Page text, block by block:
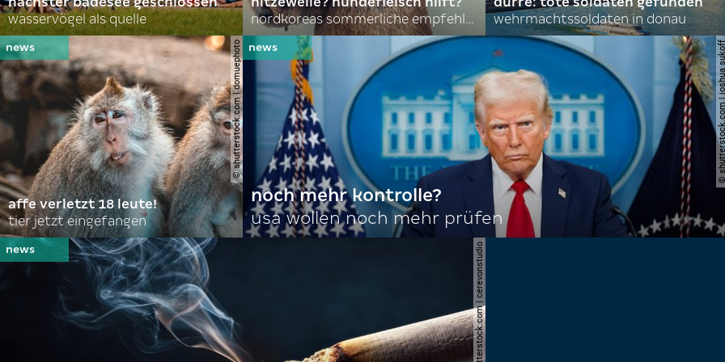
wasservögel als quelle
nordkoreas sommerliche empfehlungen
wehrmachtssoldaten in donau
© shutterstock.com | domuephoto
affe verletzt 18 leute!
tier jetzt eingefangen
©
noch mehr kontrolle?
usa wollen noch mehr prüfen
© shutterstock.com | cerevonstudio